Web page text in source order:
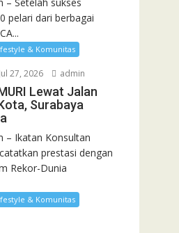
pelari dari berbagai
& Komunitas
Jul 27, 2026 admin
Lewat Jalan
Surabaya
– Ikatan Konsultan
prestasi dengan
Rekor-Dunia
& Komunitas